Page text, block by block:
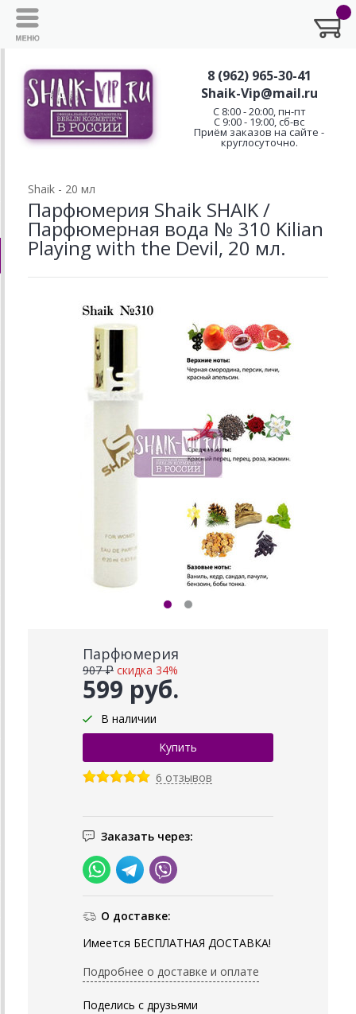
8 (962) 965-30-41
Shaik-Vip@mail.ru
C 8:00 - 20:00, пн-пт
С 9:00 - 19:00, сб-вс
Приём заказов на сайте -
круглосуточно.
Shaik - 20 мл
Парфюмерия Shaik SHAIK /
Парфюмерная вода № 310 Kilian
Playing with the Devil, 20 мл.
Парфюмерия
599 руб.
907 ₽ скидка 34%
В наличии
6 отзывов
Заказать через:
О доставке:
Имеется БЕСПЛАТНАЯ ДОСТАВКА!
Подробнее о доставке и оплате
Поделись с друзьями